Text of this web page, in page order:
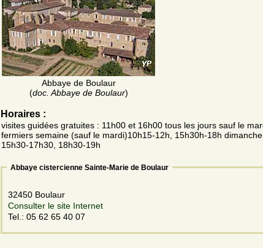
Abbaye de Boulaur
(doc. Abbaye de Boulaur)
Horaires :
visites guidées gratuites : 11h00 et 16h00 tous les jours sauf le
fermiers semaine (sauf le mardi)10h15-12h, 15h30h-18h
15h30-17h30, 18h30-19h
Abbaye cistercienne Sainte-Marie de Boulaur
32450 Boulaur
Consulter le site Internet
Tel.: 05 62 65 40 07